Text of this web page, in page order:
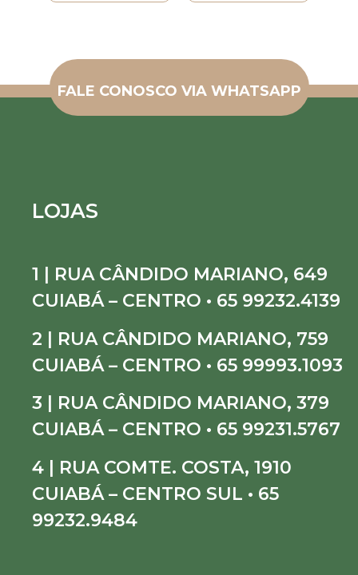
FALE CONOSCO VIA WHATSAPP
LOJAS
1 | RUA CÂNDIDO MARIANO, 649
CUIABÁ – CENTRO • 65 99232.4139
2 | RUA CÂNDIDO MARIANO, 759
CUIABÁ – CENTRO • 65 99993.1093
3 | RUA CÂNDIDO MARIANO, 379
CUIABÁ – CENTRO • 65 99231.5767
4 | RUA COMTE. COSTA, 1910
CUIABÁ – CENTRO SUL • 65
99232.9484